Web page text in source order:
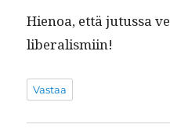
Hienoa, että jutus­sa
liberalismiin!
Vastaa